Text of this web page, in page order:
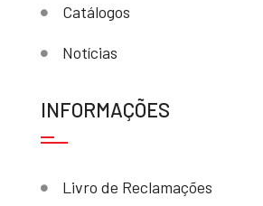
Catálogos
Notícias
INFORMAÇÕES
Livro de Reclamações